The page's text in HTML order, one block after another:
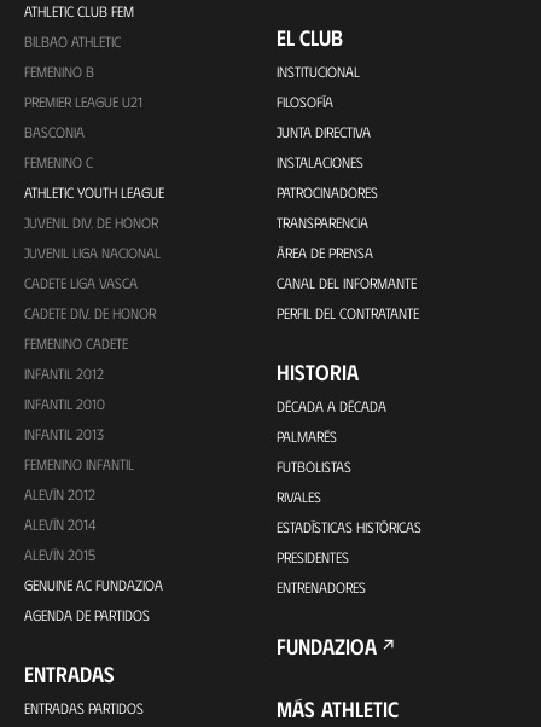
ATHLETIC CLUB FEM
BILBAO ATHLETIC
FEMENINO B
PREMIER LEAGUE U21
BASCONIA
FEMENINO C
ATHLETIC YOUTH LEAGUE
JUVENIL DIV. DE HONOR
JUVENIL LIGA NACIONAL
CADETE LIGA VASCA
CADETE DIV. DE HONOR
FEMENINO CADETE
INFANTIL 2012
INFANTIL 2010
INFANTIL 2013
FEMENINO INFANTIL
ALEVÍN 2012
ALEVÍN 2014
ALEVÍN 2015
GENUINE AC FUNDAZIOA
AGENDA DE PARTIDOS
ENTRADAS
ENTRADAS PARTIDOS
EL CLUB
INSTITUCIONAL
FILOSOFÍA
JUNTA DIRECTIVA
INSTALACIONES
PATROCINADORES
TRANSPARENCIA
ÁREA DE PRENSA
CANAL DEL INFORMANTE
PERFIL DEL CONTRATANTE
HISTORIA
DÉCADA A DÉCADA
PALMARÉS
FUTBOLISTAS
RIVALES
ESTADÍSTICAS HISTÓRICAS
PRESIDENTES
ENTRENADORES
FUNDAZIOA
MÁS ATHLETIC